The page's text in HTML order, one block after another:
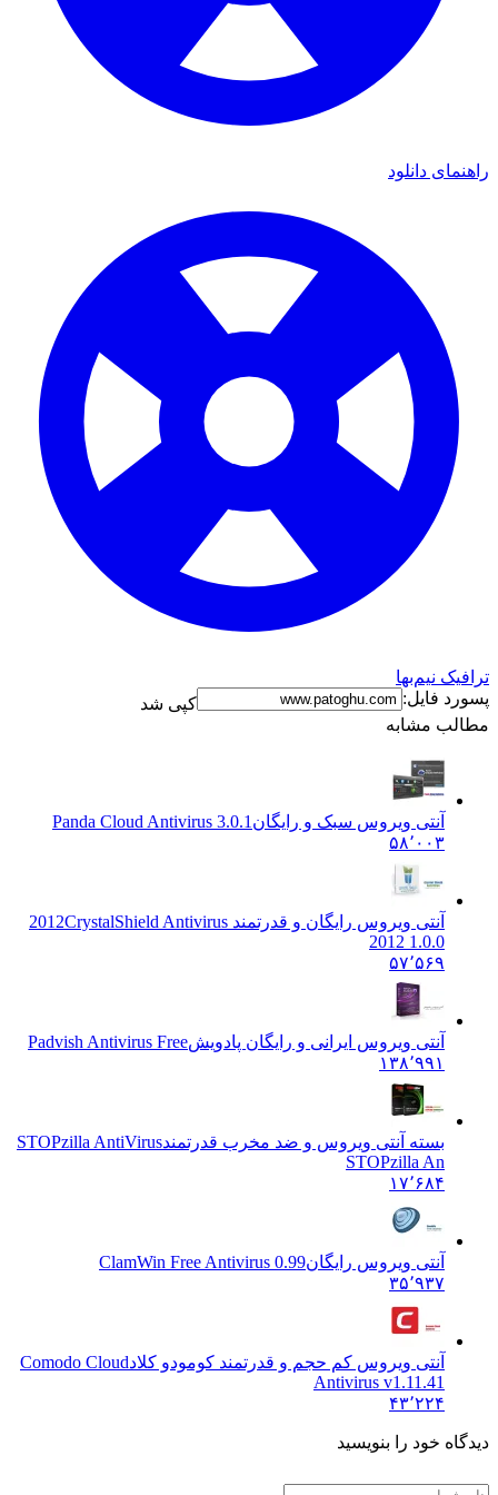
دانلود
نیم‌بها
فایل:
کپی شد
مشابه
آنتی ویروس سبک و رایگان Panda Cloud Antivirus 3.0.1
۵۸٬۰۰۳
آنتی ویروس رایگان و قدرتمند 2012CrystalShield Antivirus
2012 1.0.0
۵۷٬۵۶۹
آنتی ویروس ایرانی و رایگان پادویشPadvish Antivirus Free
۱۳۸٬۹۹۱
بسته آنتی ویروس و ضد مخرب قدرتمندSTOPzilla AntiVirus
STOPzilla An
۱۷٬۶۸۴
آنتی ویروس رایگان ClamWin Free Antivirus 0.99
۳۵٬۹۳۷
آنتی ویروس کم حجم و قدرتمند کومودو کلادComodo Cloud
Antivirus v1.11.41
۴۳٬۲۲۴
خود را بنویسید